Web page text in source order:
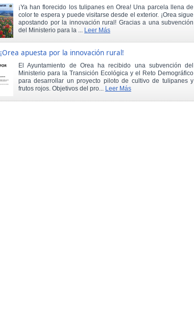
¡Ya han florecido los tulipanes en Orea! Una parcela llena de
color te espera y puede visitarse desde el exterior. ¡Orea sigue
apostando por la innovación rural! Gracias a una subvención
del Ministerio para la ... Leer Más
¡Orea apuesta por la innovación rural!
El Ayuntamiento de Orea ha recibido una subvención del
Ministerio para la Transición Ecológica y el Reto Demográfico
para desarrollar un proyecto piloto de cultivo de tulipanes y
frutos rojos. Objetivos del pro... Leer Más